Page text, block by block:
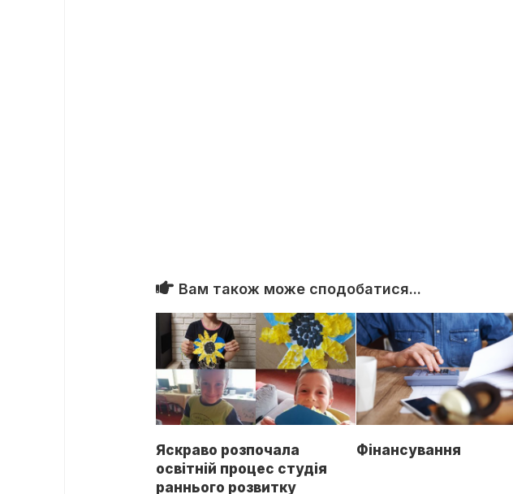
Вам також може сподобатися...
Яскраво розпочала
освітній процес студія
раннього розвитку
Фінансування